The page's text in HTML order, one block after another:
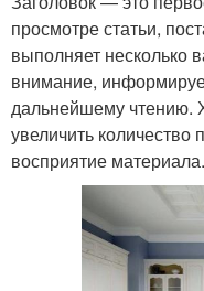
просмотре статьи,
выполняет несколько
внимание,
дальнейшему чтению.
увеличить количество
восприятие материала.